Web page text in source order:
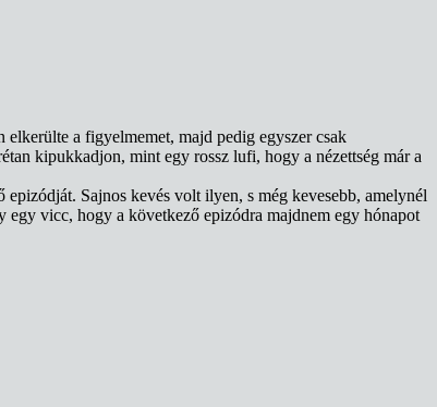
a figyelmemet, majd pedig egyszer csak
kipukkadjon, mint egy rossz lufi, hogy a nézettség már a
Sajnos kevés volt ilyen, s még kevesebb, amelynél
egy vicc, hogy a következő epizódra majdnem egy hónapot